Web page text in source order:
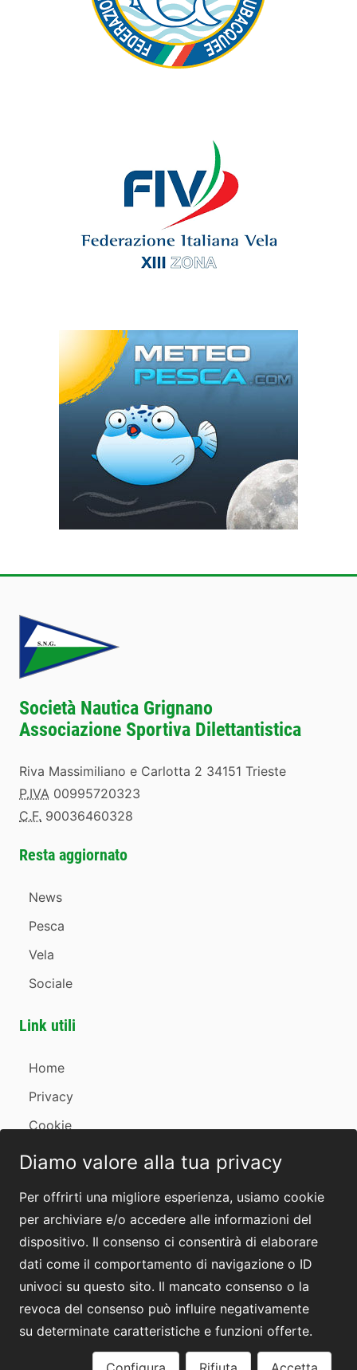
Società Nautica Grignano
Associazione Sportiva Dilettantistica
Riva Massimiliano e Carlotta 2 34151 Trieste
P.IVA 00995720323
C.F. 90036460328
Resta aggiornato
News
Pesca
Vela
Sociale
Link utili
Home
Privacy
Cookie
Revoca consensi
byanawim
Diamo valore alla tua privacy
Per offrirti una migliore esperienza, usiamo cookie
per archiviare e/o accedere alle informazioni del
dispositivo. Il consenso ci consentirà di elaborare
dati come il comportamento di navigazione o ID
univoci su questo sito. Il mancato consenso o la
revoca del consenso può influire negativamente
su determinate caratteristiche e funzioni offerte.